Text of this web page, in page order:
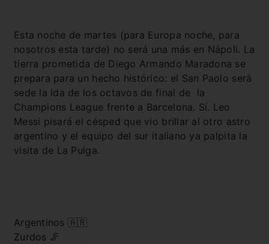
Esta noche de martes (para Europa noche, para
nosotros esta tarde) no será una más en Nápoli. La
tierra prometida de Diego Armando Maradona se
prepara para un hecho histórico: el San Paolo será
sede la ida de los octavos de final de la
Champions League frente a Barcelona. Sí. Leo
Messi pisará el césped que vio brillar al otro astro
argentino y el equipo del sur italiano ya palpita la
visita de La Pulga.
Argentinos 🇦🇷
Zurdos 🦵